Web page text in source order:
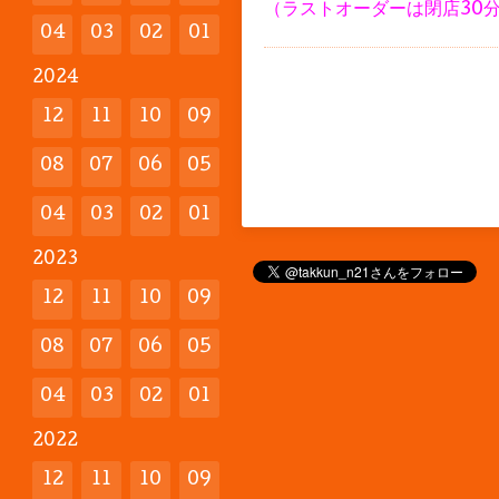
（ラストオーダーは閉店30
04 03 02 01
2024
12 11 10 09
08 07 06 05
04 03 02 01
2023
12 11 10 09
08 07 06 05
04 03 02 01
2022
12 11 10 09